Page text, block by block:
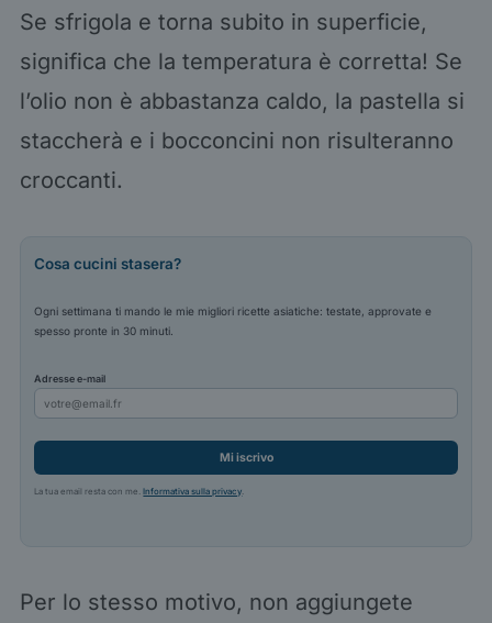
Se sfrigola e torna subito in superficie,
significa che la temperatura è corretta! Se
l’olio non è abbastanza caldo, la pastella si
staccherà e i bocconcini non risulteranno
croccanti.
Cosa cucini stasera?
Ogni settimana ti mando le mie migliori ricette asiatiche: testate, approvate e
spesso pronte in 30 minuti.
Adresse e-mail
Mi iscrivo
La tua email resta con me.Informativa sulla privacy
Per lo stesso motivo, non aggiungete